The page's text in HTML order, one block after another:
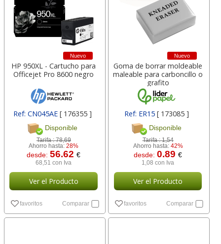
Nuevo
HP 950XL - Cartucho para
Officejet Pro 8600 negro
Ref: CN045AE [ 176355 ]
Disponible
Tarifa :78,69
Ahorro hasta:28%
desde:56.62€
68,51 con Iva
Ver el Producto
favoritos Comparar
Nuevo
Goma de borrar moldeable
maleable para carboncillo o
grafito
Ref: ER15 [ 173085 ]
Disponible
Tarifa :1,54
Ahorro hasta: 42%
desde:0.89€
1,08 con Iva
Ver el Producto
favoritos Comparar